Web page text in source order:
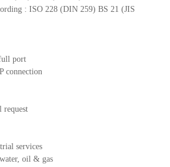
: ISO 228 (DIN 259) BS 21 (JIS
port
connection
request
services
oil & gas